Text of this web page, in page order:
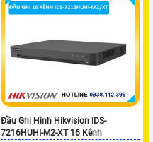
Đầu Ghi Hình Hikvision IDS-
7216HUHI-M2-XT 16 Kênh